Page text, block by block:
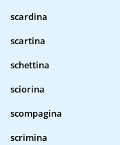
scardina
scartina
schettina
sciorina
scompagina
scrimina